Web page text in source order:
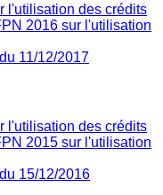
l'utilisation des crédits
2016 sur l'utilisation
11/12/2017
l'utilisation des crédits
2015 sur l'utilisation
15/12/2016